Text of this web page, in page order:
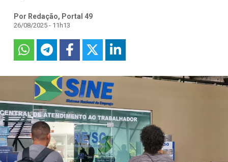
Por Redação, Portal 49
26/08/2025 - 11h13